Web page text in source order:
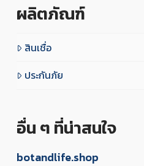
ผลิตภัณฑ์
สินเชื่อ
ประกันภัย
อื่น ๆ ที่น่าสนใจ
botandlife.shop